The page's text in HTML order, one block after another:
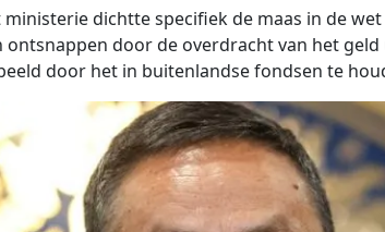
dichtte specifiek de maas in de
ontsnappen door de overdracht van het
door het in buitenlandse fondsen te